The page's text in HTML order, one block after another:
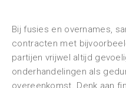
Bij fusies en overnames,
contracten met
partijen vrijwel altijd
onderhandelingen als
overeenkomst. Denk aan